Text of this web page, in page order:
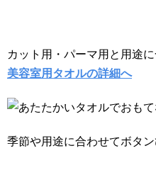
カット用・パーマ用と用途
美容室用タオルの詳細へ
季節や用途に合わせてボタ